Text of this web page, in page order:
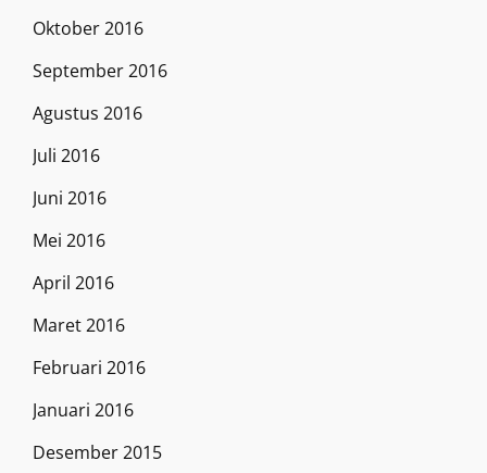
Oktober 2016
September 2016
Agustus 2016
Juli 2016
Juni 2016
Mei 2016
April 2016
Maret 2016
Februari 2016
Januari 2016
Desember 2015